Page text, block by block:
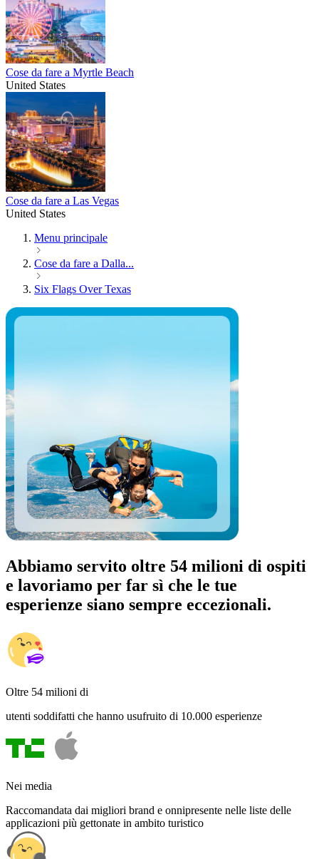
Cose da fare a Myrtle Beach
United States
Cose da fare a Las Vegas
United States
Menu principale
Cose da fare a Dalla...
Six Flags Over Texas
Abbiamo servito oltre 54 milioni di ospiti
e lavoriamo per far sì che le tue
esperienze siano sempre eccezionali.
Oltre 54 milioni di
utenti soddifatti che hanno usufruito di 10.000 esperienze
Nei media
Raccomandata dai migliori brand e onnipresente nelle liste delle
applicazioni più gettonate in ambito turistico